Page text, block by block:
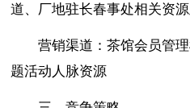
道、厂地驻长春事处相关资
营销渠道：茶馆会员管
题活动人脉资源